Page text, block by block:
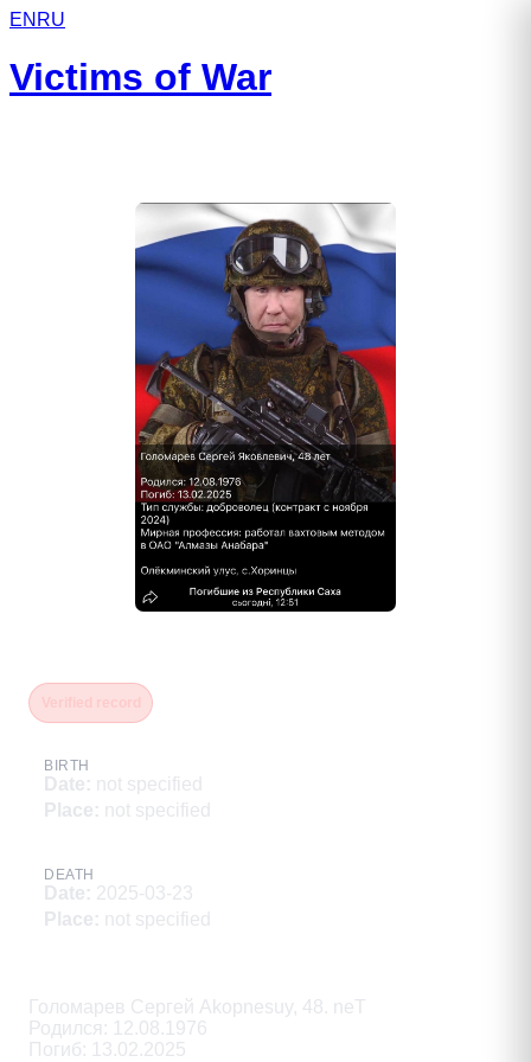
EN RU
Victims of War
BIRTH
Date: not specified
Place: not specified
DEATH
Date: 2025-03-23
Place: not specified
Голомарев Сергей Akopnesuy, 48. neT
Родился: 12.08.1976
Погиб: 13.02.2025